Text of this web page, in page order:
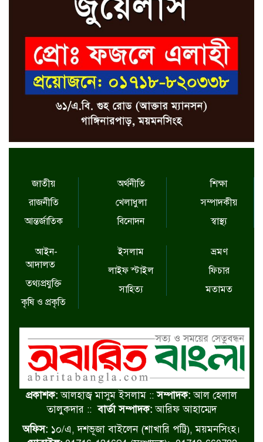
জাতীয়
রাজনীতি
আন্তর্জাতিক
অর্থনীতি
খেলাধুলা
বিনোদন
শিক্ষা
সম্পাদকীয়
স্বাস্থ্য
আইন-
আদালত
তথ্যপ্রযুক্তি
কৃষি ও প্রকৃতি
ইসলাম
লাইফ স্টাইল
সাহিত্য
ভ্রমণ
ফিচার
মতামত
প্রকাশক:আলহাজ্ব মাসুম ইসলাম ::সম্পাদক:আল হেলাল
তালুকদার ::বার্তা সম্পাদক:আরিফ আহাম্মেদ
অফিস: ১০/এ, দশভূজা বাইলেন (শাখারি পট্টি), ময়মনসিংহ।